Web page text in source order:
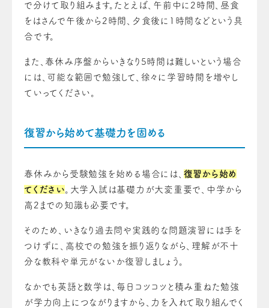
で分けて取り組みます。たとえば、午前中に2時間、昼食
をはさんで午後から2時間、夕食後に1時間などという具
合です。
また、春休み序盤からいきなり5時間は難しいという場合
には、可能な範囲で勉強して、徐々に学習時間を増やし
ていってください。
復習から始めて基礎力を固める
春休みから受験勉強を始める場合には、 復習から始め
てください。大学入試は基礎力が大変重要で、中学から
高2までの知識も必要です。
そのため、いきなり過去問や実践的な問題演習には手を
つけずに、高校での勉強を振り返りながら、理解が不十
分な教科や単元がないか復習しましょう。
なかでも英語と数学は、毎日コツコツと積み重ねた勉強
が学力向上につながりますから、力を入れて取り組んでく